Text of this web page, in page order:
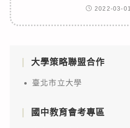
2022-03-01
大學策略聯盟合作
臺北市立大學
國中教育會考專區